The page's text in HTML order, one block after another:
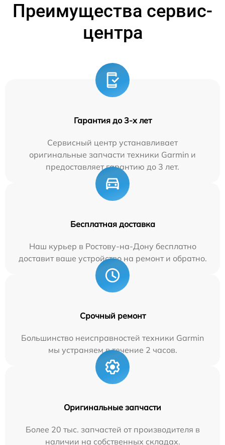
Преимущества сервис-
центра
Гарантия до 3-х лет
Сервисный центр устанавливает
оригинальные запчасти техники Garmin и
предоставляет гарантию до 3 лет.
Бесплатная доставка
Наш курьер в Ростову-на-Дону бесплатно
доставит ваше устройство на ремонт и обратно.
Срочный ремонт
Большинство неисправностей техники Garmin
мы устраняем в течение 2 часов.
Оригинальные запчасти
Более 20 тыс. запчастей от производителя в
наличии на собственных складах.